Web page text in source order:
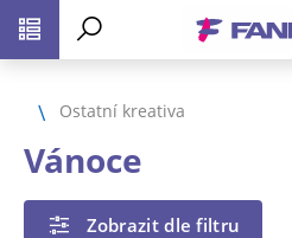
Ostatní kreativa
Vánoce
Zobrazit dle filtru